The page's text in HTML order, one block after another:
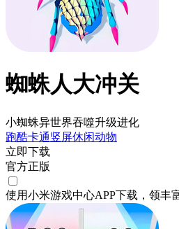
蜘蛛人大冲关
小蜘蛛异世界吞噬升级进化
跑酷卡通竖屏休闲动物
立即下载
官方正版
使用小米游戏中心APP下载 ，领丰